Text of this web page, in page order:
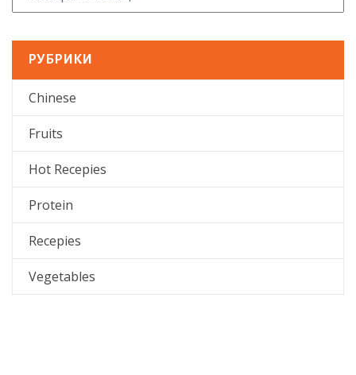
РУБРИКИ
Chinese
Fruits
Hot Recepies
Protein
Recepies
Vegetables